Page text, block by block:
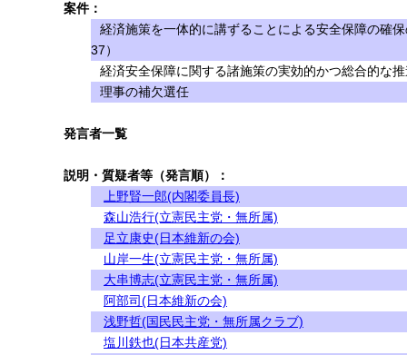
案件：
経済施策を一体的に講ずることによる安全保障の確
37）
経済安全保障に関する諸施策の実効的かつ総合的な
理事の補欠選任
発言者一覧
説明・質疑者等（発言順）：
上野賢一郎(内閣委員長)
森山浩行(立憲民主党・無所属)
足立康史(日本維新の会)
山岸一生(立憲民主党・無所属)
大串博志(立憲民主党・無所属)
阿部司(日本維新の会)
浅野哲(国民民主党・無所属クラブ)
塩川鉄也(日本共産党)